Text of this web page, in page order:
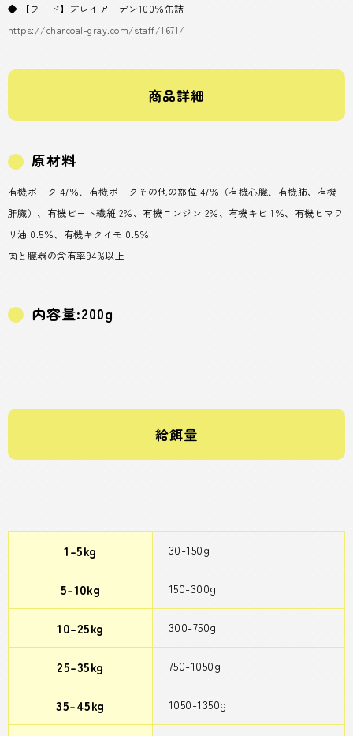
◆ 【フード】プレイアーデン100％缶詰
https://charcoal-gray.com/staff/1671/
商品詳細
原材料
有機ポーク 47％、有機ポークその他の部位 47％（有機心臓、有機肺、有機
肝臓）、有機ビート繊維 2％、有機ニンジン 2％、有機キビ 1％、有機ヒマワ
リ油 0.5％、有機キクイモ 0.5％
肉と臓器の含有率94%以上
内容量:200g
給餌量
1-5kg 30-150g
5-10kg 150-300g
10-25kg 300-750g
25-35kg 750-1050g
35-45kg 1050-1350g